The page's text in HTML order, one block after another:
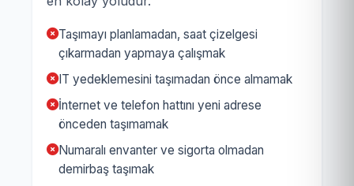
Taşımayı planlamadan, saat çizelgesi
çıkarmadan yapmaya çalışmak
IT yedeklemesini taşımadan önce almamak
İnternet ve telefon hattını yeni adrese
önceden taşımamak
Numaralı envanter ve sigorta olmadan
demirbaş taşımak